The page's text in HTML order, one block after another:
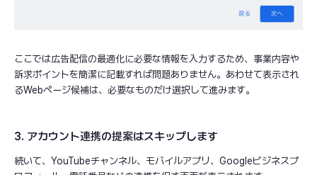
ここでは広告配信の最適化に必要な情報を入力するため、事業内容や
訴求ポイントを簡潔に記載すれば問題ありません。あわせて表示され
るWebページ候補は、必要なものだけ選択して進みます。
3. アカウント連携の提案はスキップします
続いて、YouTubeチャンネル、モバイルアプリ、Googleビジネスプ